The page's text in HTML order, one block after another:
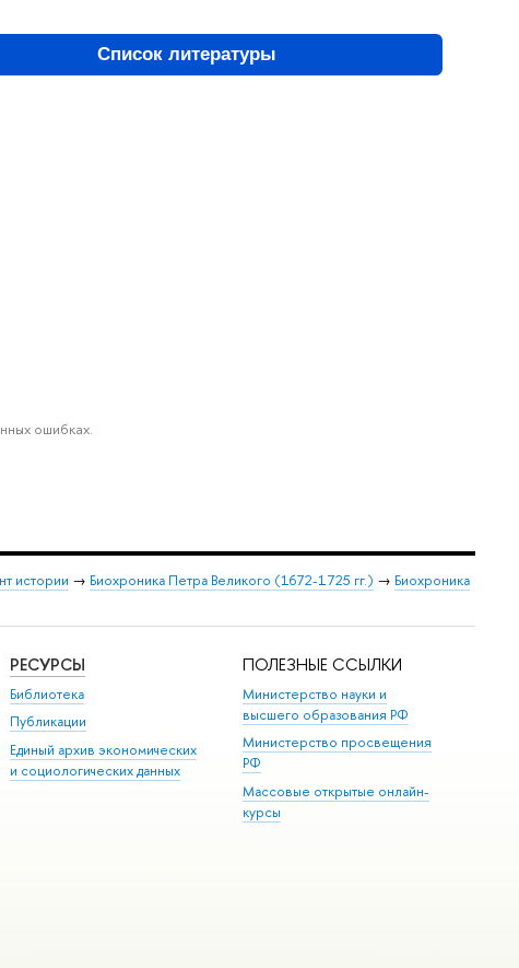
Список литературы
ошибках.
истории → Биохроника Петра Великого (1672-1725 гг.) → Биохроника
РЕСУРСЫ
Библиотека
Публикации
Единый архив экономических
и социологических данных
ПОЛЕЗНЫЕ ССЫЛКИ
Министерство науки и
высшего образования РФ
Министерство просвещения
РФ
Массовые открытые онлайн-
курсы